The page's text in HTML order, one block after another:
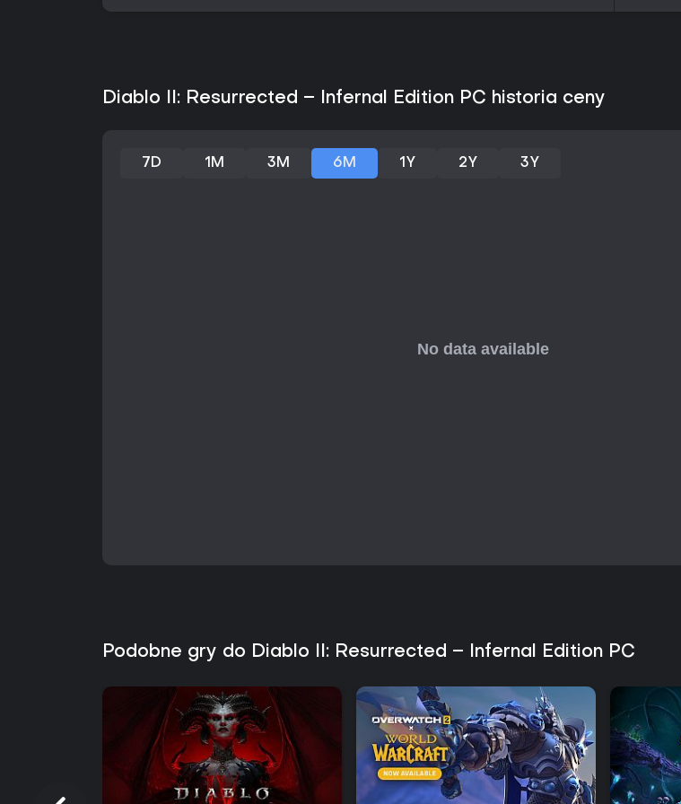
Diablo II: Resurrected – Infernal Edition PC historia ceny
7D 1M 3M 6M 1Y 2Y 3Y
Podobne gry do Diablo II: Resurrected – Infernal Edition PC